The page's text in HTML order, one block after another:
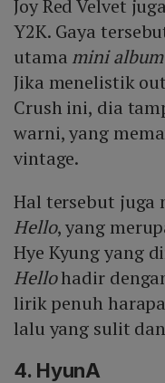
Joy Red Velvet
Y2K. Gaya
utama mini
Jika menelistik
Crush ini, dia
warni, yang
vintage.
Hal tersebut juga
Hello, yang
Hye Kyung yang
Hellohadir
lirik penuh
lalu yang sulit
4. HyunA